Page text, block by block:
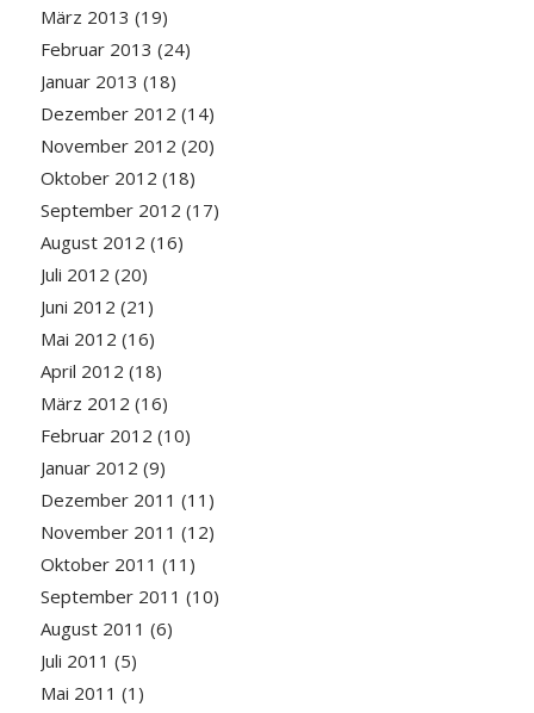
März 2013 (19)
Februar 2013 (24)
Januar 2013 (18)
Dezember 2012 (14)
November 2012 (20)
Oktober 2012 (18)
September 2012 (17)
August 2012 (16)
Juli 2012 (20)
Juni 2012 (21)
Mai 2012 (16)
April 2012 (18)
März 2012 (16)
Februar 2012 (10)
Januar 2012 (9)
Dezember 2011 (11)
November 2011 (12)
Oktober 2011 (11)
September 2011 (10)
August 2011 (6)
Juli 2011 (5)
Mai 2011 (1)